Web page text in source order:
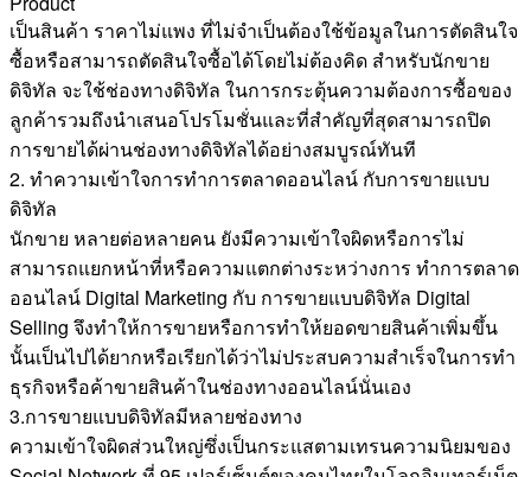
เป็นสินค้า ราคาไม่แพง ที่ไม่จำเป็นต้องใช้ข้อมูลในการตัดสินใจ
ซื้อหรือสามารถตัดสินใจซื้อได้โดยไม่ต้องคิด สำหรับนักขาย
ดิจิทัล จะใช้ช่องทางดิจิทัล ในการกระตุ้นความต้องการซื้อของ
ลูกค้ารวมถึงนำเสนอโปรโมชั่นและที่สำคัญที่สุดสามารถปิด
การขายได้ผ่านช่องทางดิจิทัลได้อย่างสมบูรณ์ทันที
2. ทำความเข้าใจการทำการตลาดออนไลน์ กับการขายแบบ
ดิจิทัล
นักขาย หลายต่อหลายคน ยังมีความเข้าใจผิดหรือการไม่
สามารถแยกหน้าที่หรือความแตกต่างระหว่างการ ทำการตลาด
ออนไลน์ Digital Marketing กับ การขายแบบดิจิทัล Digital
Selling จึงทำให้การขายหรือการทำให้ยอดขายสินค้าเพิ่มขึ้น
นั้นเป็นไปได้ยากหรือเรียกได้ว่าไม่ประสบความสำเร็จในการทำ
ธุรกิจหรือค้าขายสินค้าในช่องทางออนไลน์นั่นเอง
3.การขายแบบดิจิทัลมีหลายช่องทาง
ความเข้าใจผิดส่วนใหญ่ซึ่งเป็นกระแสตามเทรนความนิยมของ